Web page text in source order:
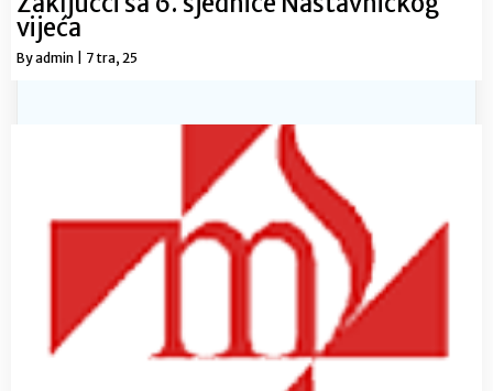
vijeća
Byadmin 7tra, 25